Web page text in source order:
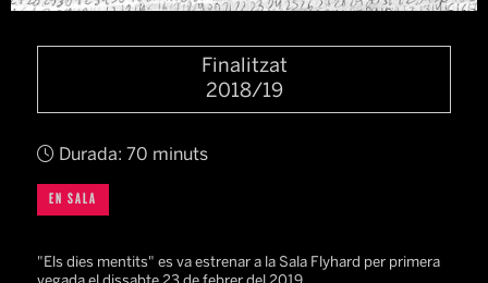
Finalitzat
2018/19
Durada: 70 minuts
EN SALA
"Els dies mentits" es va estrenar a la Sala Flyhard per primera